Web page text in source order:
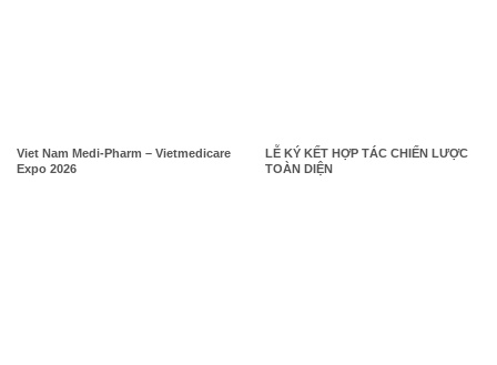
Viet Nam Medi-Pharm – Vietmedicare
Expo 2026
LỄ KÝ KẾT HỢP TÁC CHIẾN LƯỢC
TOÀN DIỆN